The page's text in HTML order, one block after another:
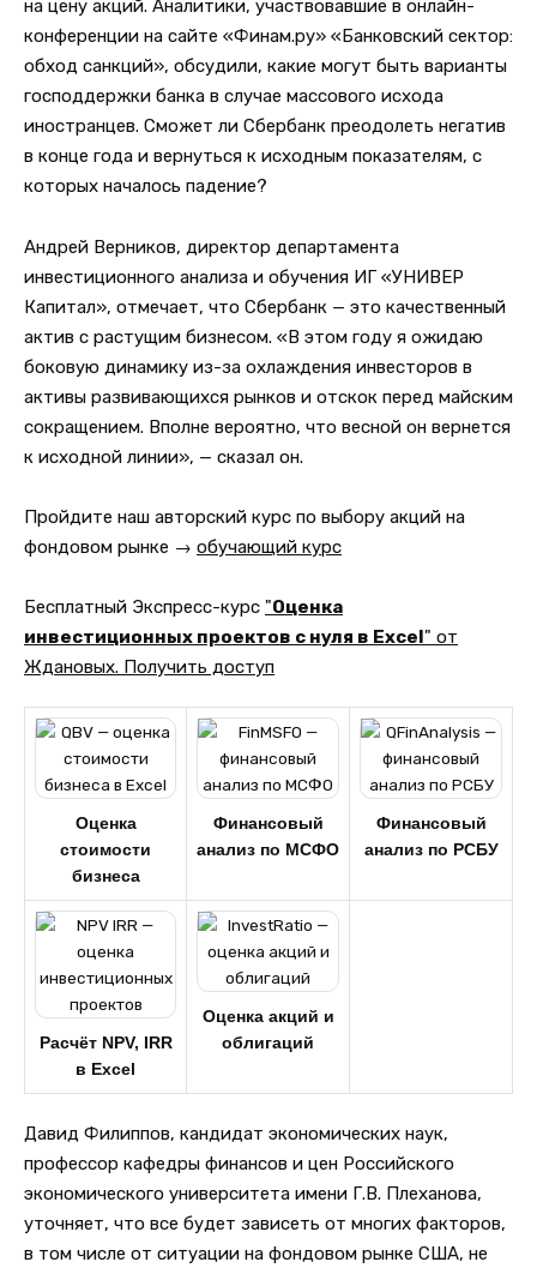
на цену акций. Аналитики, участвовавшие в онлайн-
конференции на сайте «Финам.ру» «Банковский сектор:
обход санкций», обсудили, какие могут быть варианты
господдержки банка в случае массового исхода
иностранцев. Сможет ли Сбербанк преодолеть негатив
в конце года и вернуться к исходным показателям, с
которых началось падение?
Андрей Верников, директор департамента
инвестиционного анализа и обучения ИГ «УНИВЕР
Капитал», отмечает, что Сбербанк — это качественный
актив с растущим бизнесом. «В этом году я ожидаю
боковую динамику из-за охлаждения инвесторов в
активы развивающихся рынков и отскок перед майским
сокращением. Вполне вероятно, что весной он вернется
к исходной линии», — сказал он.
Пройдите наш авторский курс по выбору акций на
фондовом рынке → обучающий курс
Бесплатный Экспресс-курс "Оценка
инвестиционных проектов с нуля в Excel" от
Ждановых. Получить доступ
Оценка
стоимости
бизнеса
Финансовый
анализ по МСФО
Финансовый
анализ по РСБУ
Расчёт NPV, IRR
в Excel
Оценка акций и
облигаций
Давид Филиппов, кандидат экономических наук,
профессор кафедры финансов и цен Российского
экономического университета имени Г.В. Плеханова,
уточняет, что все будет зависеть от многих факторов,
в том числе от ситуации на фондовом рынке США, не